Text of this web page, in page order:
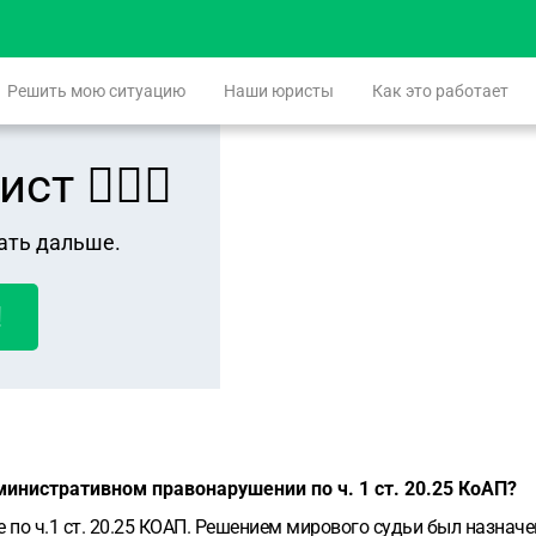
Решить мою ситуацию Наши юристы Как это работает
👨🏻‍⚖️
дальше.
правонарушении по ч. 1 ст. 20.25 КоАП?
ч.1 ст. 20.25 КОАП. Решением мирового судьи был